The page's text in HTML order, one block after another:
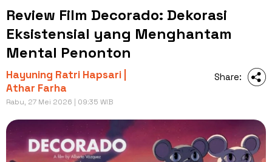
Review Film Decorado: Dekorasi
Eksistensial yang Menghantam
Mental Penonton
Hayuning Ratri Hapsari |
Athar Farha
Rabu, 27 Mei 2026 | 09:35 WIB
Share: